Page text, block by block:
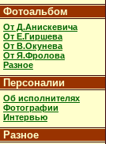
Фотоальбом
От Д.Анискевича
От Е.Гиршева
От В.Окунева
От Я.Фролова
Разное
Персоналии
Об исполнителях
Фотографии
Интервью
Разное